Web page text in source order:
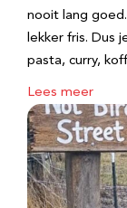
nooit lang
lekker fris. Dus
pasta, curry,
Lees meer